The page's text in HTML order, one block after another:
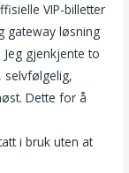
VIP-billetter
gateway løsning
gjenkjente to
selvfølgelig,
Dette for å
i bruk uten at